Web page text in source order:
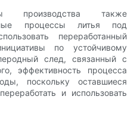
производства также
процессы литья под
переработанный
по устойчивому
след, связанный с
эффективность процесса
поскольку оставшиеся
и использовать